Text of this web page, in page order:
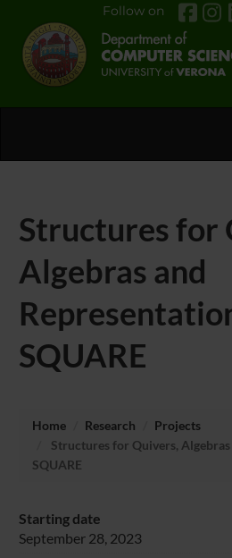
Follow on
Structures for
Algebras and
SQUARE
Home Research
Projects
Structures for Quivers,
SQUARE
Starting date
September 28, 2023